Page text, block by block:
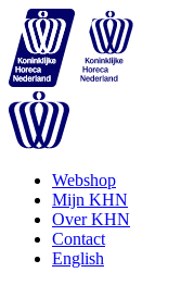
Webshop
Mijn KHN
Over KHN
Contact
English